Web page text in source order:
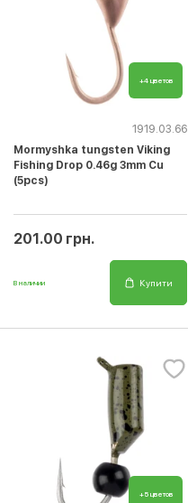
+4 цветов
1919.03.66
Mormyshka tungsten Viking
Fishing Drop 0.46g 3mm Cu
(5pcs)
201.00 грн.
В наличии Купити
+5 цветов